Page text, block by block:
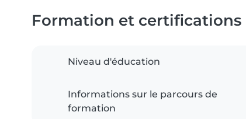
Formation et certifications
Niveau d'éducation
Informations sur le parcours de
formation